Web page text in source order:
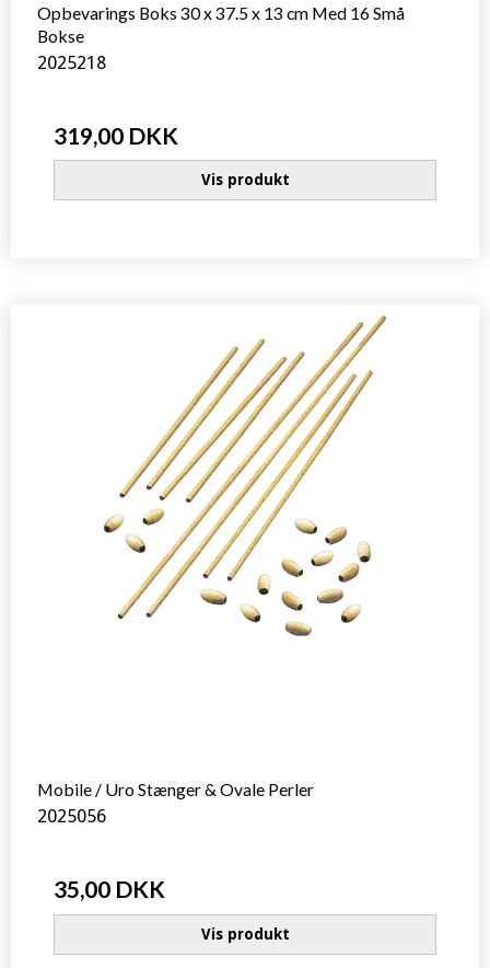
Opbevarings Boks 30 x 37.5 x 13 cm Med 16 Små
Bokse
2025218
319,00 DKK
Vis produkt
Mobile / Uro Stænger & Ovale Perler
2025056
35,00 DKK
Vis produkt